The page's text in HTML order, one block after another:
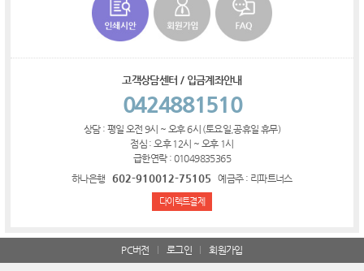
고객상담센터 / 입금계좌안내
0424881510
상담 : 평일 오전 9시 ~ 오후 6시 (토요일,공휴일 휴무)
점심 : 오후 12시 ~ 오후 1시
급한연락 : 01049835365
하나은행
602-910012-75105 예금주 : 리파트너스
다이렉트결제
PC버전 로그인 회원가입